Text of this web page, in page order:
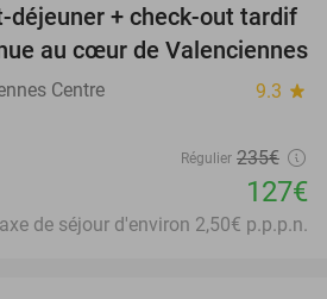
46%
déjeuner + check-out tardif
au cœur de Valenciennes
Centre 9.3 star
Régulier 235€
127€
de séjour d'environ 2,50€ p.p.p.n.